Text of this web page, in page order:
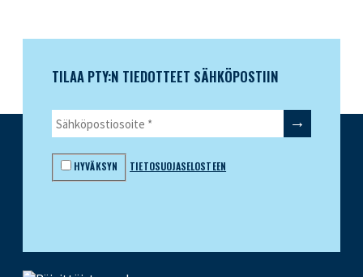
TILAA PTY:N TIEDOTTEET SÄHKÖPOSTIIN
HYVÄKSYN TIETOSUOJASELOSTEEN